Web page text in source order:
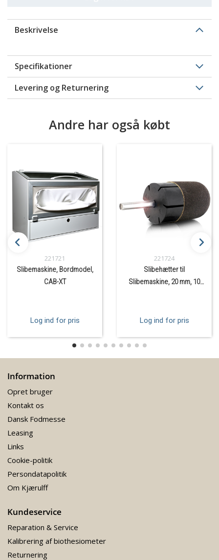
Beskrivelse
Specifikationer
Levering og Returnering
Andre har også købt
221721
Slibemaskine, Bordmodel,
CAB-XT
Log ind for pris
221724
Slibehætter til
Slibemaskine, 20 mm, 10
Log ind for pris
Information
Opret bruger
Kontakt os
Dansk Fodmesse
Leasing
Links
Cookie-politik
Persondatapolitik
Om Kjærulff
Kundeservice
Reparation & Service
Kalibrering af biothesiometer
Returnering